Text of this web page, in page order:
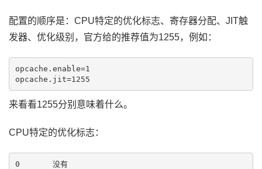
配置的顺序是：CPU特定的优化标志、寄存器分配、JIT触
发器、优化级别，官方给的推荐值为1255，例如：
opcache.enable=1
来看看1255分别意味着什么。
CPU特定的优化标志：
0	没有